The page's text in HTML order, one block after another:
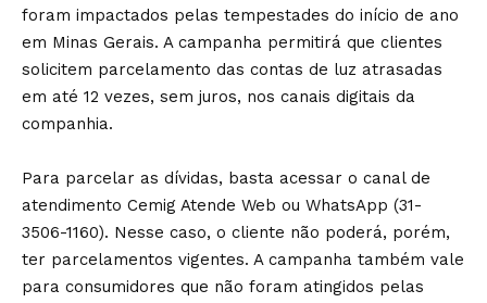
foram impactados pelas tempestades do início de ano
em Minas Gerais. A campanha permitirá que clientes
solicitem parcelamento das contas de luz atrasadas
em até 12 vezes, sem juros, nos canais digitais da
companhia.
Para parcelar as dívidas, basta acessar o canal de
atendimento Cemig Atende Web ou WhatsApp (31-
3506-1160). Nesse caso, o cliente não poderá, porém,
ter parcelamentos vigentes. A campanha também vale
para consumidores que não foram atingidos pelas